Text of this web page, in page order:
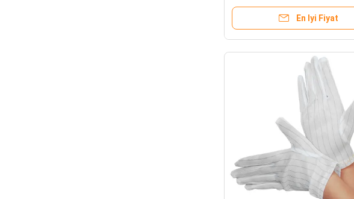
En Iyi Fiyat